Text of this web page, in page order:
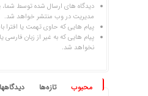
دیدگاه های ارسال شده توسط شما،
مدیریت در وب منتشر خواهد شد.
پیام هایی که حاوی تهمت یا افترا
پیام هایی که به غیر از زبان فارسی
نخواهد شد.
محبوب تازه‌ها دیدگاهها